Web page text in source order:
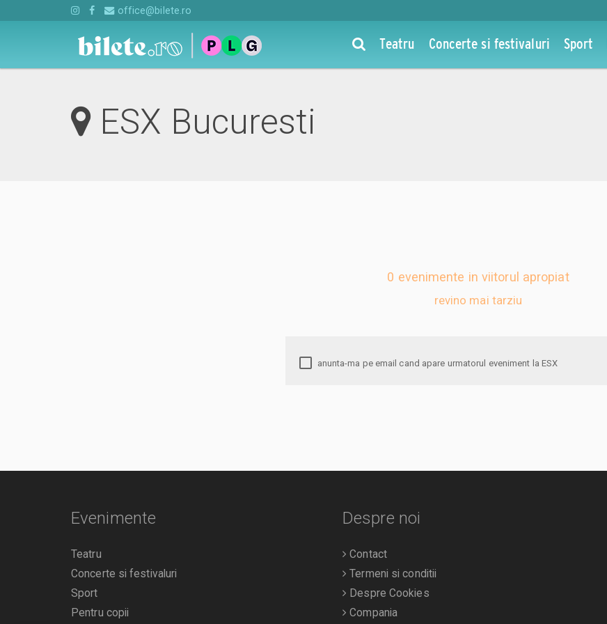
office@bilete.ro
Teatru Concerte si festivaluri Sport
ESX Bucuresti
0 evenimente in viitorul apropiat
revino mai tarziu
anunta-ma pe email cand apare urmatorul eveniment la ESX
Evenimente
Teatru
Concerte si festivaluri
Sport
Pentru copii
Despre noi
Contact
Termeni si conditii
Despre Cookies
Compania